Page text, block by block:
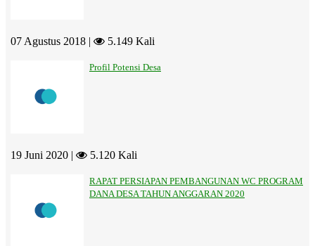
07 Agustus 2018 | 5.149 Kali
Profil Potensi Desa
19 Juni 2020 | 5.120 Kali
RAPAT PERSIAPAN PEMBANGUNAN WC PROGRAM
DANA DESA TAHUN ANGGARAN 2020